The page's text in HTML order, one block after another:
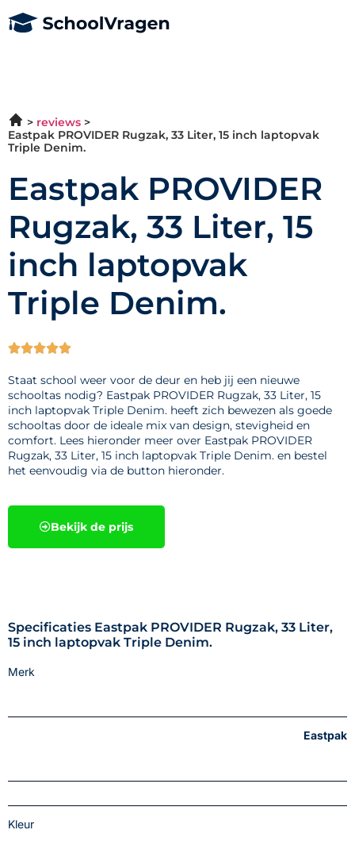
reviews
Eastpak PROVIDER Rugzak, 33 Liter, 15 inch laptopvak
Triple Denim.
Eastpak PROVIDER
Rugzak, 33 Liter, 15
inch laptopvak
Triple Denim.

Staat school weer voor de deur en heb jij een nieuwe
schooltas nodig? Eastpak PROVIDER Rugzak, 33 Liter, 15
inch laptopvak Triple Denim. heeft zich bewezen als goede
schooltas door de ideale mix van design, stevigheid en
comfort. Lees hieronder meer over Eastpak PROVIDER
Rugzak, 33 Liter, 15 inch laptopvak Triple Denim. en bestel
het eenvoudig via de button hieronder.
Bekijk de prijs
Specificaties Eastpak PROVIDER Rugzak, 33 Liter,
15 inch laptopvak Triple Denim.
Merk
Eastpak
Kleur